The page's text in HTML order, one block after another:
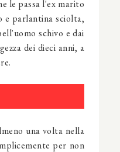
le passa l'ex marito
e parlantina sciolta,
schivo e dai
dei dieci anni, a
una volta nella
per non